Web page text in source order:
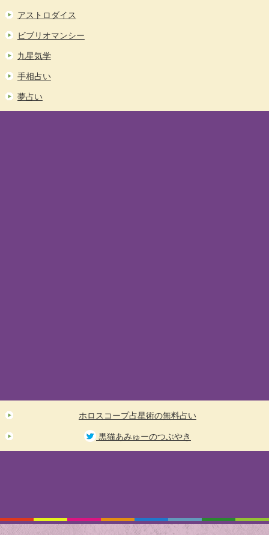
アストロダイス
ビブリオマンシー
九星気学
手相占い
夢占い
ホロスコープ占星術の無料占い
黒猫あみゅーのつぶやき